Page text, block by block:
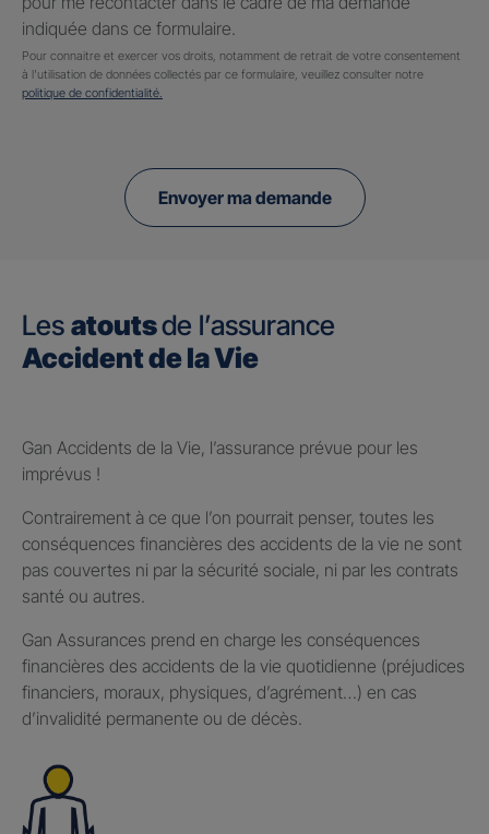
indiquée dans ce formulaire.
Pour connaitre et exercer vos droits, notamment de retrait de votre consentement
à l'utilisation de données collectés par ce formulaire, veuillez consulter notre
politique de confidentialité.
Envoyer ma demande
Les atoutsde l’assurance
Accident de la Vie
Gan Accidents de la Vie, l’assurance prévue pour les
imprévus !
Contrairement à ce que l’on pourrait penser, toutes les
conséquences financières des accidents de la vie ne sont
pas couvertes ni par la sécurité sociale, ni par les contrats
santé ou autres.
Gan Assurances prend en charge les conséquences
financières des accidents de la vie quotidienne (préjudices
financiers, moraux, physiques, d’agrément…) en cas
d’invalidité permanente ou de décès.